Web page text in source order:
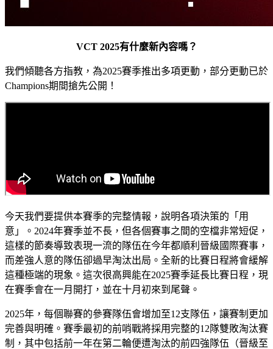
VCT 2025有什麼新內容嗎？
我們傾聽各方指教，為2025賽季推出多項更動，部分更動已於
Champions期間搶先公開！
今天我們要提供本賽季的完整情報，說明各項決策的「用
意」。2024年賽季並不長，但各個賽事之間的空檔非常短促，
這樣的節奏導致表現一流的隊伍在今年都順利晉級國際賽事，
而差強人意的隊伍卻過早淘汰出局。全新的比賽日程將會緩解
這種極端的現象。這次很高興能在2025賽季延長比賽日程，現
在賽季會在一月開打，並在十月初來到尾聲。
2025年，每個聯賽的參賽隊伍會增加至12支隊伍，讓賽制更加
完善與明確。賽季最初的前哨戰將採用完整的12隊雙敗淘汰賽
制，其中包括前一年在第二輪便遭淘汰的前四強隊伍（晉級至